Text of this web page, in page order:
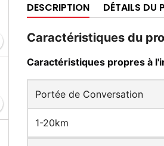
DESCRIPTION DÉTAILS DU
Caractéristiques du
Caractéristiques propres à
Portée de Conversation
1-20km